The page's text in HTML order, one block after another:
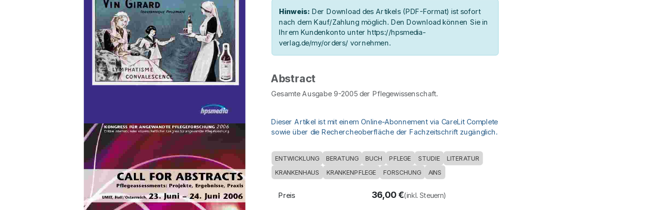
Hinweis: Der Download des Artikels (PDF-Format) ist sofort
nach dem Kauf/Zahlung möglich. Den Download können Sie in
Ihrem Kundenkonto unter https://hpsmedia-
verlag.de/my/orders/ vornehmen.
Abstract
Gesamte Ausgabe 9-2005 der Pflegewissenschaft.
Dieser Artikel ist mit einem Online-Abonnement via CareLit Complete
sowie über die Rechercheoberfläche der Fachzeitschrift zugänglich.
ENTWICKLUNG BERATUNG BUCH PFLEGE STUDIE LITERATUR
KRANKENHAUS KRANKENPFLEGE FORSCHUNG AINS
Preis 36,00€(inkl. Steuern)